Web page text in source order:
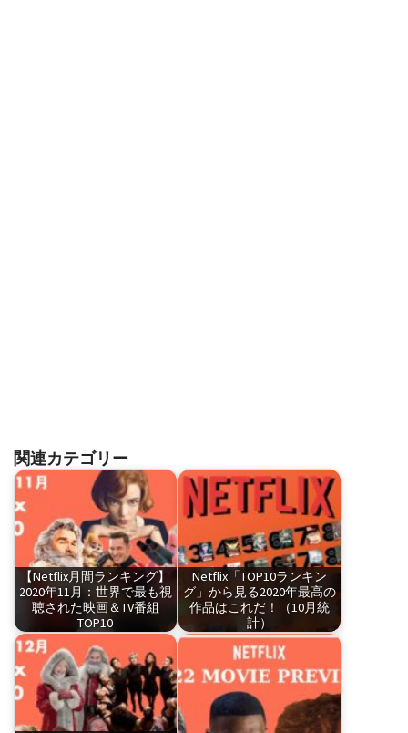
関連カテゴリー
【Netflix月間ランキング】
2020年11月：世界で最も視
聴された映画＆TV番組
TOP10
Netflix「TOP10ランキン
グ」から見る2020年最高の
作品はこれだ！（10月統
計）